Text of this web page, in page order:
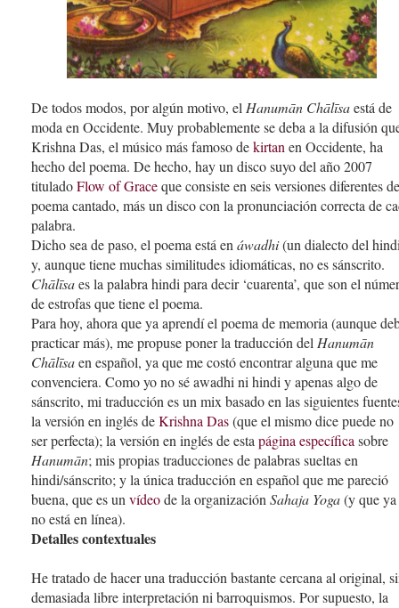
De todos modos, por algún motivo, el Hanumān Chālīsaestá de
moda en Occidente. Muy probablemente se deba a la difusión
Krishna Das, el músico más famoso dekirtan en Occidente, ha
hecho del poema. De hecho, hay un disco suyo del año 2007
tituladoFlow of Graceque consiste en seis versiones diferentes
poema cantado, más un disco con la pronunciación correcta de
palabra.
Dicho sea de paso, el poema está en áwadhi(un dialecto del
y, aunque tiene muchas similitudes idiomáticas, no es sánscrito.
Chālīsaes la palabra hindi para decir ‘cuarenta’, que son el
de estrofas que tiene el poema.
Para hoy, ahora que ya aprendí el poema de memoria (aunque
practicar más), me propuse poner la traducción del Hanumān
Chālīsaen español, ya que me costó encontrar alguna que me
convenciera. Como yo no sé awadhi ni hindi y apenas algo de
sánscrito, mi traducción es un mix basado en las siguientes
la versión en inglés deKrishna Das(que el mismo dice puede no
ser perfecta); la versión en inglés de esta página específica sobre
Hanumān; mis propias traducciones de palabras sueltas en
hindi/sánscrito; y la única traducción en español que me pareció
buena, que es un vídeode la organización Sahaja Yoga(y que ya
no está en línea).
Detalles contextuales
He tratado de hacer una traducción bastante cercana al original,
demasiada libre interpretación ni barroquismos. Por supuesto, la